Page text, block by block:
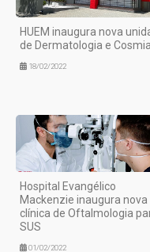
HUEM inaugura nova
de Dermatologia e
18/02/2022
Hospital Evangélico
Mackenzie inaugura nova
clínica de Oftalmologia
SUS
01/02/2022